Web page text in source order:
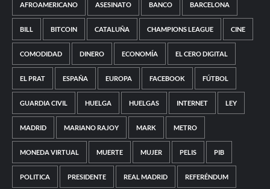
AFROAMERICANO ASESINATO BANCO BARCELONA
BILL BITCOIN CATALUÑA CHAMPIONS LEAGUE CINE
COMODIDAD DINERO ECONOMÍA EL CERO DIGITAL
EL PRAT ESPAÑA EUROPA FACEBOOK FÚTBOL
GUARDIA CIVIL HUELGA HUELGAS INTERNET LEY
MADRID MARIANO RAJOY MARK METRO
MONEDA VIRTUAL MUERTE MUJER PELIS PIB
POLITICA PRESIDENTE REAL MADRID REFERÉNDUM